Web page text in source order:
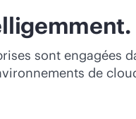
sont engagées
de